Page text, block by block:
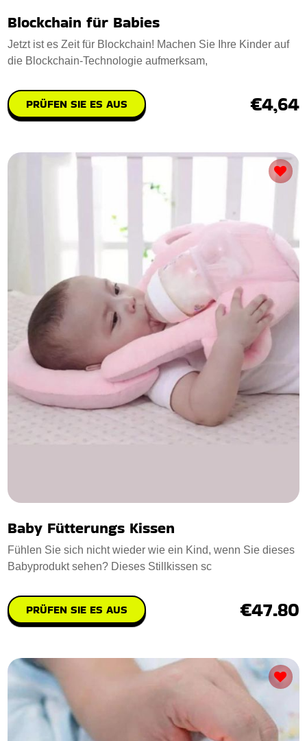
Blockchain für Babies
Jetzt ist es Zeit für Blockchain! Machen Sie Ihre Kinder auf
die Blockchain-Technologie aufmerksam,
PRÜFEN SIE ES AUS €4,64
Baby Fütterungs Kissen
Fühlen Sie sich nicht wieder wie ein Kind, wenn Sie dieses
Babyprodukt sehen? Dieses Stillkissen sc
PRÜFEN SIE ES AUS €47.80